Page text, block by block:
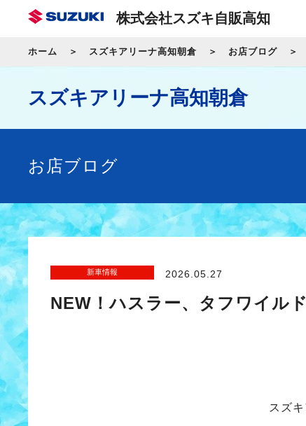
株式会社スズキ自販高知
ホーム スズキアリーナ高知朝倉 お店ブログ
スズキアリーナ高知朝倉
お店ブログ
新車情報 2026.05.27
NEW！ハスラー、タフワイル
スズ